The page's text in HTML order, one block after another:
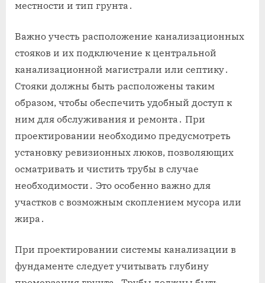
местности и тип грунта․
Важно учесть расположение канализационных
стояков и их подключение к центральной
канализационной магистрали или септику․
Стояки должны быть расположены таким
образом, чтобы обеспечить удобный доступ к
ним для обслуживания и ремонта․ При
проектировании необходимо предусмотреть
установку ревизионных люков, позволяющих
осматривать и чистить трубы в случае
необходимости․ Это особенно важно для
участков с возможным скоплением мусора или
жира․
При проектировании системы канализации в
фундаменте следует учитывать глубину